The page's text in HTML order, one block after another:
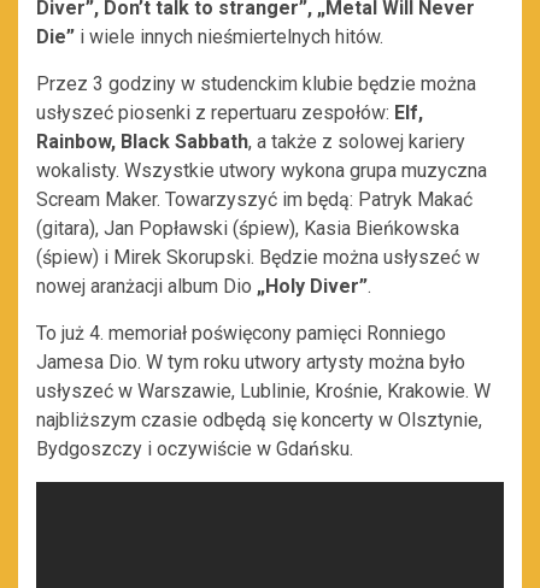
Diver”, Don’t talk to stranger”, „Metal Will Never
Die” i wiele innych nieśmiertelnych hitów.
Przez 3 godziny w studenckim klubie będzie można
usłyszeć piosenki z repertuaru zespołów: Elf,
Rainbow, Black Sabbath, a także z solowej kariery
wokalisty. Wszystkie utwory wykona grupa muzyczna
Scream Maker. Towarzyszyć im będą: Patryk Makać
(gitara), Jan Popławski (śpiew), Kasia Bieńkowska
(śpiew) i Mirek Skorupski. Będzie można usłyszeć w
nowej aranżacji album Dio „Holy Diver”.
To już 4. memoriał poświęcony pamięci Ronniego
Jamesa Dio. W tym roku utwory artysty można było
usłyszeć w Warszawie, Lublinie, Krośnie, Krakowie. W
najbliższym czasie odbędą się koncerty w Olsztynie,
Bydgoszczy i oczywiście w Gdańsku.